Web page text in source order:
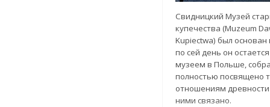
Свидницкий Музей
купечества (Muzeum
Kupiectwa) был основан
по сей день он
музеем в Польше,
полностью посвящено
отношениям древности
ними связано.